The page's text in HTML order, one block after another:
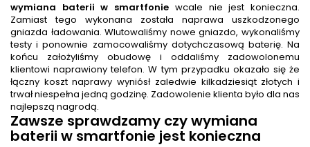
wymiana baterii w smartfonie wcale nie jest konieczna.
Zamiast tego wykonana została naprawa uszkodzonego
gniazda ładowania. Wlutowaliśmy nowe gniazdo, wykonaliśmy
testy i ponownie zamocowaliśmy dotychczasową baterię. Na
końcu założyliśmy obudowę i oddaliśmy zadowolonemu
klientowi naprawiony telefon. W tym przypadku okazało się że
łączny koszt naprawy wyniósł zaledwie kilkadziesiąt złotych i
trwał niespełna jedną godzinę. Zadowolenie klienta było dla nas
najlepszą nagrodą.
Zawsze sprawdzamy czy wymiana
baterii w smartfonie jest konieczna